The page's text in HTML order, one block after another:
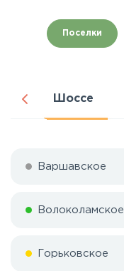
Поселки
Шоссе
Варшавское
Волоколамское
Горьковское